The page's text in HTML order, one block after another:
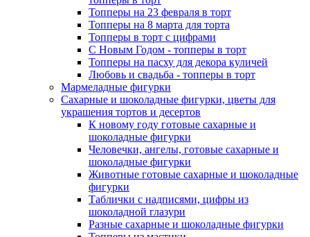
Топперы на 23 февраля в торт
Топперы на 8 марта для торта
Топперы в торт с цифрами
С Новым Годом - топперы в торт
Топперы на пасху для декора куличей
Любовь и свадьба - топперы в торт
Мармеладные фигурки
Сахарные и шоколадные фигурки, цветы для
украшения тортов и десертов
К новому году готовые сахарные и
шоколадные фигурки
Человечки, ангелы, готовые сахарные и
шоколадные фигурки
Животные готовые сахарные и шоколадные
фигурки
Таблички с надписями, цифры из
шоколадной глазури
Разные сахарные и шоколадные фигурки